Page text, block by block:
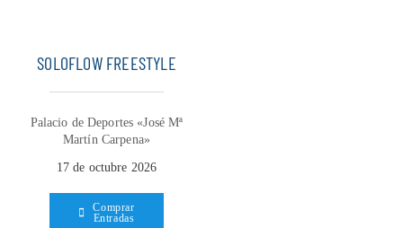
SOLOFLOW FREESTYLE
Palacio de Deportes «José Mª
Martín Carpena»
17 de octubre 2026
Comprar
Entradas